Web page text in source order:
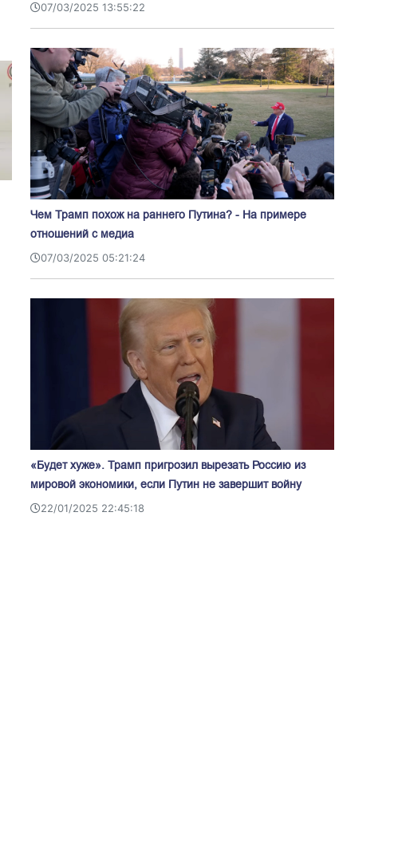
07/03/2025 13:55:22
Чем Трамп похож на раннего Путина? - На примере
отношений с медиа
07/03/2025 05:21:24
«Будет хуже». Трамп пригрозил вырезать Россию из
мировой экономики, если Путин не завершит войну
22/01/2025 22:45:18